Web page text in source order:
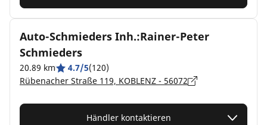
Auto-Schmieders Inh.:Rainer-Peter
Schmieders
20.89 km 4.7/5(120)
Rübenacher Straße 119, KOBLENZ - 56072
Händler kontaktieren